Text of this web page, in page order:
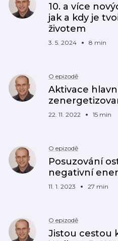
10. a více
jak a kdy je
životem
3. 5. 2024 8 min
O epizodě
Aktivace
22. 11. 2022 15 min
O epizodě
Posuzování
negativní
11. 1. 2023 27 min
O epizodě
Jistou cestou